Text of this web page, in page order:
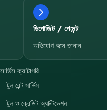
ডিপোজিট / পেমেন্ট
অভিযোগ বক্সে জানান
সার্ভিস ক্যাটাগরি
টুল রেন্ট সার্ভিস
টুল ও ক্রেডিট অ্যাক্টিভেশন